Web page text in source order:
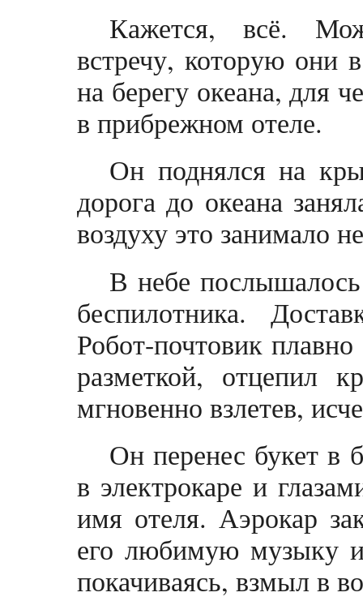
Кажется, всё.
встречу, которую они
на берегу океана, для
в прибрежном отеле.
Он поднялся на
дорога до океана
воздуху это занимало
В небе послышалось
беспилотника.
Робот-почтовик
разметкой, отцепил
мгновенно взлетев,
Он перенес букет в
в электрокаре и
имя отеля. Аэрокар
его любимую музыку
покачиваясь, взмыл в